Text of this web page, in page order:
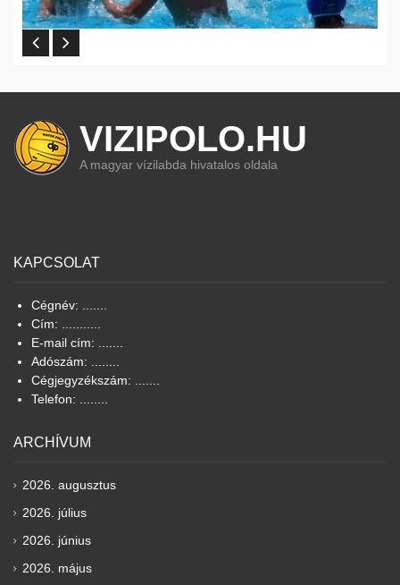
VIZIPOLO.HU
A magyar vízilabda hivatalos oldala
KAPCSOLAT
Cégnév: .......
Cím: ...........
E-mail cím: .......
Adószám: ........
Cégjegyzékszám: .......
Telefon: ........
ARCHÍVUM
2026. augusztus
2026. július
2026. június
2026. május